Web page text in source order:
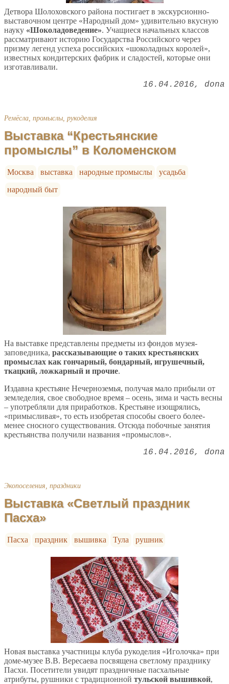
Детвора Шолоховского района постигает в экскурсионно-
выставочном центре «Народный дом» удивительно вкусную
науку «Шоколадоведение». Учащиеся начальных классов
рассматривают историю Государства Российского через
призму легенд успеха российских «шоколадных королей»,
известных кондитерских фабрик и сладостей, которые они
изготавливали.
16.04.2016 dona
Ремёсла, промыслы, рукоделия
Выставка “Крестьянские
промыслы” в Коломенском
Москва выставка народные промыслы
усадьба
народный быт
На выставке представлены предметы из фондов музея-
заповедника, рассказывающие о таких крестьянских
промыслах как гончарный, бондарный, игрушечный,
ткацкий, ложкарный и прочие.
Издавна крестьяне Нечерноземья, получая мало прибыли от
земледелия, свое свободное время – осень, зима и часть весны
– употребляли для приработков. Крестьяне изощрялись,
«примысливая», то есть изобретая способы своего более-
менее сносного существования. Отсюда побочные занятия
крестьянства получили названия «промыслов».
16.04.2016 dona
Экопоселения, праздники
Выставка «Светлый праздник
Пасха»
Пасха праздник вышивка Тула рушник
Новая выставка участницы клуба рукоделия «Иголочка» при
доме-музее В.В. Вересаева посвящена светлому празднику
Пасхи. Посетители увидят праздничные пасхальные
атрибуты, рушники с традиционной тульской вышивкой,